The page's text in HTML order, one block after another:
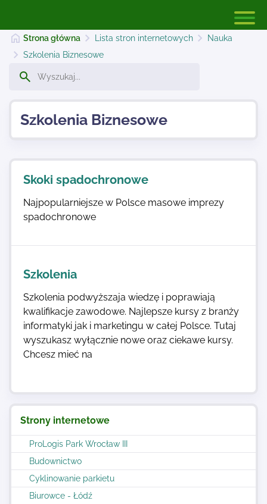
Najnowsze
Kontakt
Strona główna Lista stron internetowych
Nauka
Szkolenia Biznesowe
Strony internetowe
ProLogis Park Wrocław III
Budownictwo
Cyklinowanie parkietu
Biurowce - Łódź
Szkolenia Biznesowe
Skoki spadochronowe
Najpopularniejsze w Polsce masowe imprezy
spadochronowe
Szkolenia
Szkolenia podwyższaja wiedzę i poprawiają
kwalifikacje zawodowe. Najlepsze kursy z branży
informatyki jak i marketingu w całej Polsce. Tutaj
wyszukasz wyłącznie nowe oraz ciekawe kursy.
Chcesz mieć na